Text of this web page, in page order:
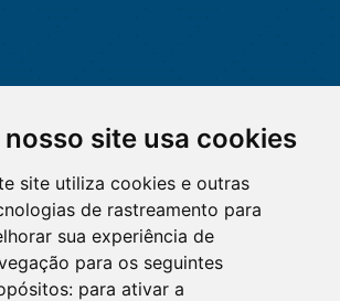
nosso site usa cookies
site utiliza cookies e outras
de rastreamento para
sua experiência de
para os seguintes
para ativar a